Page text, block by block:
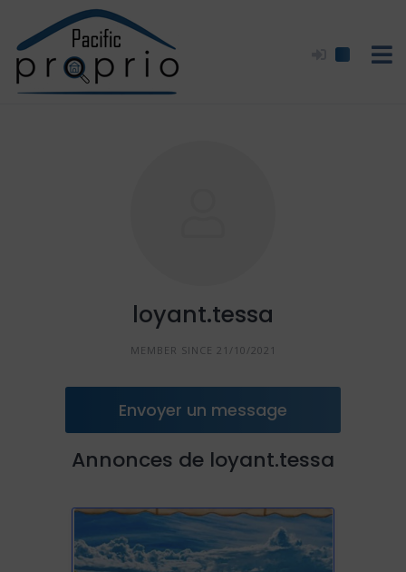
content
loyant.tessa
MEMBER SINCE 21/10/2021
Envoyer un message
Annonces de loyant.tessa